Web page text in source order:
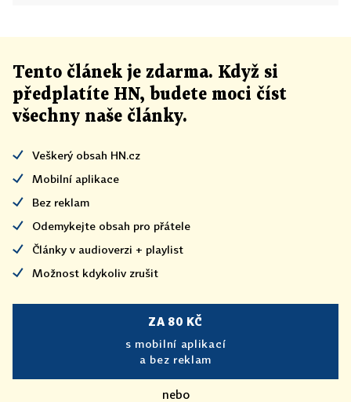
Tento článek je zdarma. Když si
předplatíte HN, budete moci číst
všechny naše články.
Veškerý obsah HN.cz
Mobilní aplikace
Bez reklam
Odemykejte obsah pro přátele
Články v audioverzi + playlist
Možnost kdykoliv zrušit
ZA 80 KČ
s mobilní aplikací
a bez reklam
nebo